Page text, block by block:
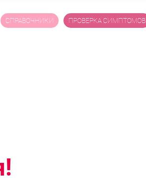
СПРАВОЧНИКИ ПРОВЕРКА СИМПТОМОВ